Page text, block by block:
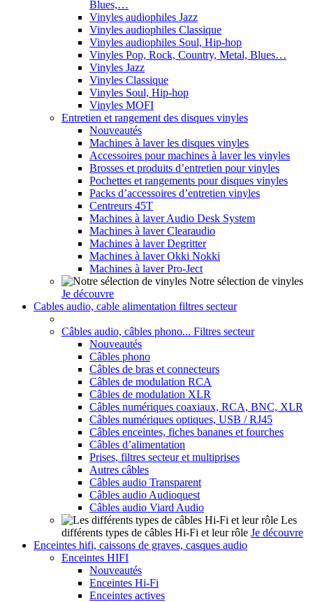
Blues,…
Vinyles audiophiles Jazz
Vinyles audiophiles Classique
Vinyles audiophiles Soul, Hip-hop
Vinyles Pop, Rock, Country, Metal, Blues…
Vinyles Jazz
Vinyles Classique
Vinyles Soul, Hip-hop
Vinyles MOFI
Entretien et rangement des disques vinyles
Nouveautés
Machines à laver les disques vinyles
Accessoires pour machines à laver les vinyles
Brosses et produits d’entretien pour vinyles
Pochettes et rangements pour disques vinyles
Packs d’accessoires d’entretien vinyles
Centreurs 45T
Machines à laver Audio Desk System
Machines à laver Clearaudio
Machines à laver Degritter
Machines à laver Okki Nokki
Machines à laver Pro-Ject
Notre sélection de vinyles
Je découvre
Cables audio, cable alimentation filtres secteur
Câbles audio, câbles phono... Filtres secteur
Nouveautés
Câbles phono
Câbles de bras et connecteurs
Câbles de modulation RCA
Câbles de modulation XLR
Câbles numériques coaxiaux, RCA, BNC, XLR
Câbles numériques optiques, USB / RJ45
Câbles enceintes, fiches bananes et fourches
Câbles d’alimentation
Prises, filtres secteur et multiprises
Autres câbles
Câbles audio Transparent
Câbles audio Audioquest
Câbles audio Viard Audio
Les
différents types de câbles Hi-Fi et leur rôle Je découvre
Enceintes hifi, caissons de graves, casques audio
Enceintes HIFI
Nouveautés
Enceintes Hi-Fi
Enceintes actives